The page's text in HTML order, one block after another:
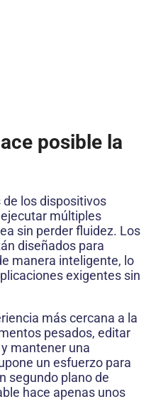
posible la
de los dispositivos
múltiples
sin perder fluidez. Los
diseñados para
manera inteligente, lo
exigentes sin
más cercana a la
pesados, editar
mantener una
un esfuerzo para
segundo plano de
hace apenas unos